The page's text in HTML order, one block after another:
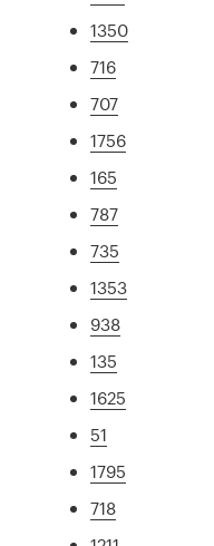
1350
716
707
1756
165
787
735
1353
938
135
1625
51
1795
718